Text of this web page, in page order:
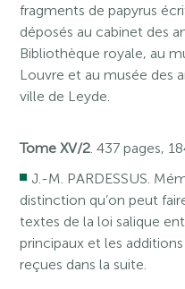
fragments de papyrus
déposés au cabinet des
Bibliothèque royale, au
Louvre et au musée des
ville de Leyde.
Tome XV/2 . 437 pages,
J.-M. PARDESSUS.
distinction qu’on peut
textes de la loi salique
principaux et les additions
reçues dans la suite.